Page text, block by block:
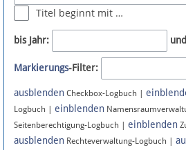
Newsletter
Bluesky
Facebook
Instagram
Titel beginnt mit …
bis Jahr:
Markierungs-Filter:
ausblenden Checkbox-Logbuch |
Logbuch | einblenden
Seitenberechtigung-Logbuch | einblenden
ausblenden Rechteverwaltung-Logbuch |